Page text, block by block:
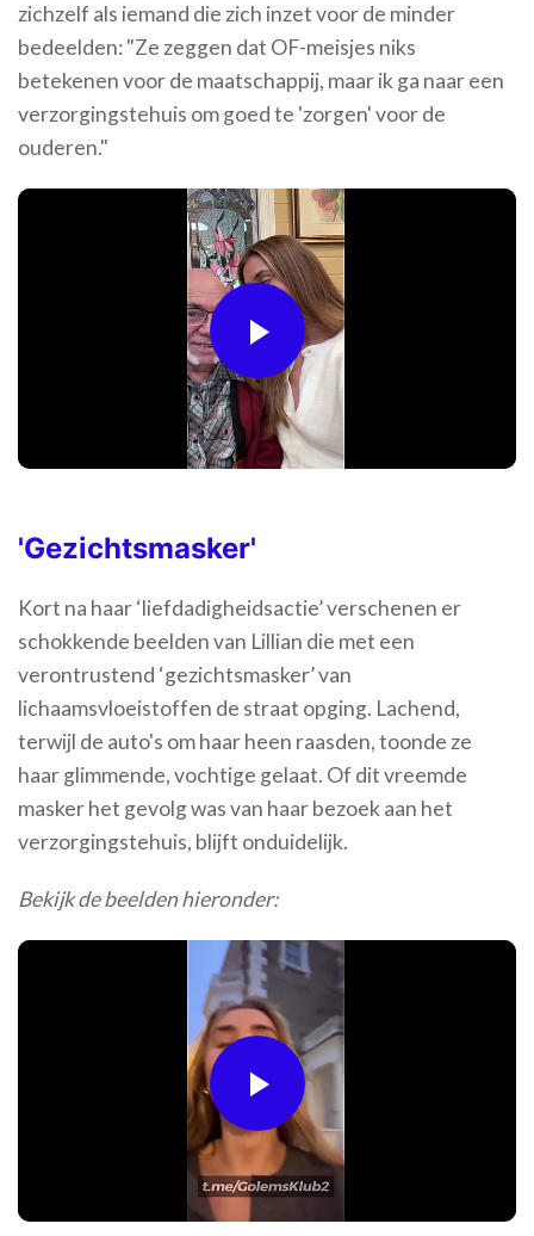
zichzelf als iemand die zich inzet voor de minder
bedeelden: "Ze zeggen dat OF-meisjes niks
betekenen voor de maatschappij, maar ik ga naar een
verzorgingstehuis om goed te 'zorgen' voor de
ouderen."
Play
Video
'Gezichtsmasker'
Kort na haar ‘liefdadigheidsactie’ verschenen er
schokkende beelden van Lillian die met een
verontrustend ‘gezichtsmasker’ van
lichaamsvloeistoffen de straat opging. Lachend,
terwijl de auto's om haar heen raasden, toonde ze
haar glimmende, vochtige gelaat. Of dit vreemde
masker het gevolg was van haar bezoek aan het
verzorgingstehuis, blijft onduidelijk.
Bekijk de beelden hieronder:
Play
Video